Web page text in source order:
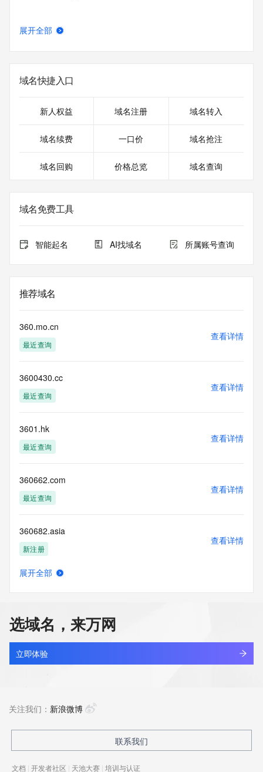
展开全部
域名快捷入口
新人权益 域名注册 域名转入
域名续费 一口价 域名抢注
域名回购 价格总览 域名查询
域名免费工具
智能起名 AI找域名 所属账号查询
推荐域名
360.mo.cn
最近查询
查看详情
3600430.cc
最近查询
查看详情
3601.hk
最近查询
查看详情
360662.com
最近查询
查看详情
360682.asia
新注册
查看详情
360aidata.com
最近查询
查看详情
新注册
展开全部
选域名，来万网
立即体验
关注我们： 新浪微博
联系我们
文档 | 开发者社区 | 天池大赛 | 培训与认证